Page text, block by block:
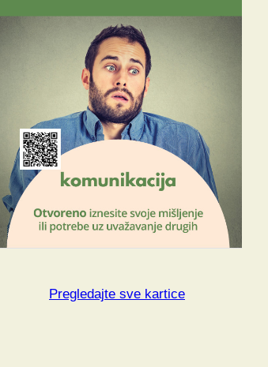
Pregledajte sve kartice